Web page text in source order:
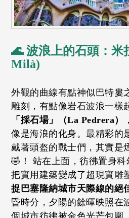
🌊 波浪上的石頭：米
Milà)
外觀的曲線有點神似巴特婁
雕刻，有點像岩石波浪一樣
「採石場」（La Pedrera）
像是海浪的化身。最精彩的
戴著頭盔的戰士們，其實是
🤣！ 站在上面，彷彿置身
把實用建築變成了超現實雕
捉巴塞隆納城市天際線的絕
昏時分，夕陽的餘暉映照在